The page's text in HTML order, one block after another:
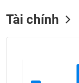
Tài chính
khoán
(-)